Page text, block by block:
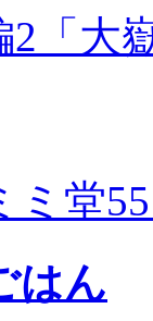
2「大
ミ堂
はん